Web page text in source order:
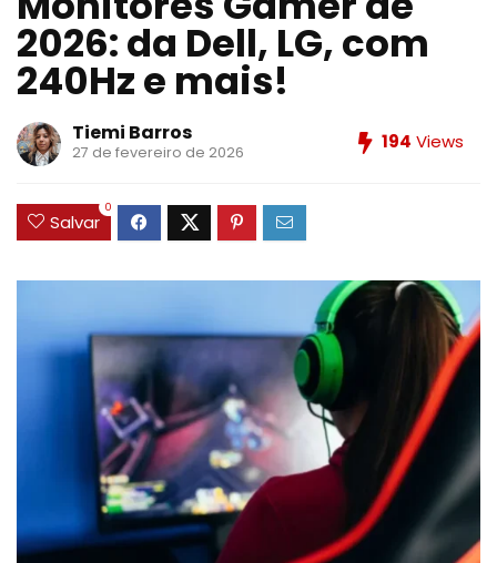
2026: da Dell, LG, com
240Hz e mais!
Tiemi Barros
27 de fevereiro de 2026 194 Views
Salvar
0